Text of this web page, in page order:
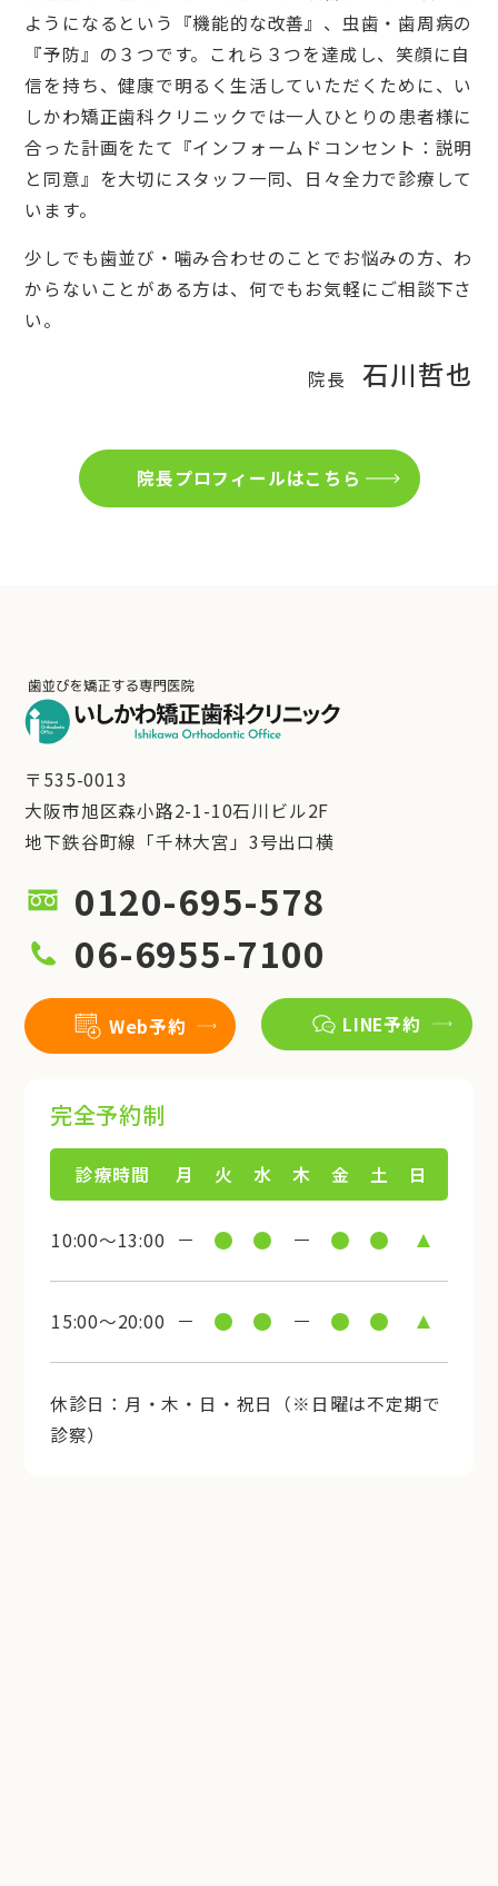
ようになるという『機能的な改善』、虫歯・歯周病の
『予防』の３つです。これら３つを達成し、笑顔に自
信を持ち、健康で明るく生活していただくために、い
しかわ矯正歯科クリニックでは一人ひとりの患者様に
合った計画をたて『インフォームドコンセント：説明
と同意』を大切にスタッフ一同、日々全力で診療して
います。
少しでも歯並び・噛み合わせのことでお悩みの方、わ
からないことがある方は、何でもお気軽にご相談下さ
い。
院長 石川哲也
院長プロフィールはこちら
〒535-0013
大阪市旭区森小路2-1-10石川ビル2F
地下鉄谷町線「千林大宮」3号出口横
0120-695-578
06-6955-7100
Web予約 LINE予約
完全予約制
診療時間 月 火 水 木 金 土 日
10:00～13:00
15:00～20:00
休診日：月・木・日・祝日（※日曜は不定期で
診察）